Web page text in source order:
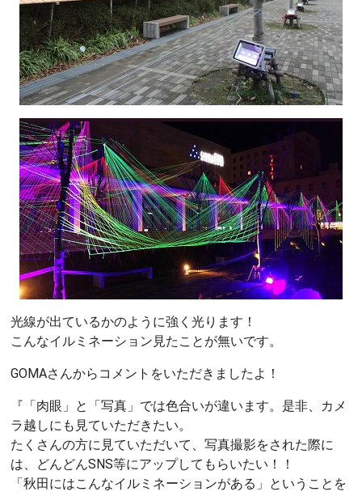
光線が出ているかのように強く光ります！
こんなイルミネーション見たことが無いです。
GOMAさんからコメントをいただきましたよ！
『「肉眼」と「写真」では色合いが違います。是非、カメ
ラ越しにも見ていただきたい。
たくさんの方に見ていただいて、写真撮影をされた際に
は、どんどんSNS等にアップしてもらいたい！！
「秋田にはこんなイルミネーションがある」ということを